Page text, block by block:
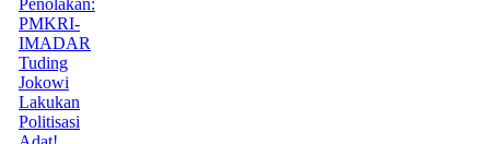
PMKRI-
IMADAR
Tuding
Jokowi
Lakukan
Politisasi